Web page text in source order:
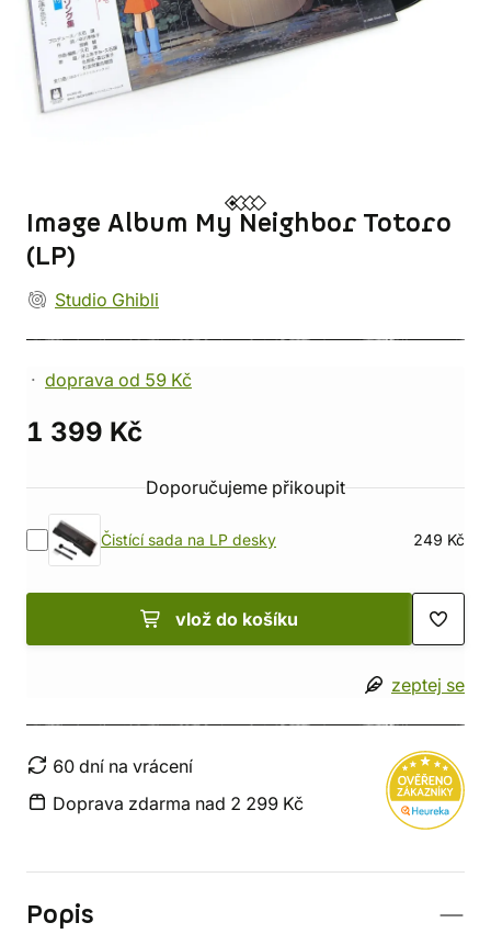
Image Album My Neighbor Totoro
(LP)
Studio Ghibli
doprava od 59 Kč
1 399 Kč
Doporučujeme přikoupit
Čistící sada na LP desky 249 Kč
vlož do košíku
zeptej se
60 dní na vrácení
Doprava zdarma nad 2 299 Kč
Popis